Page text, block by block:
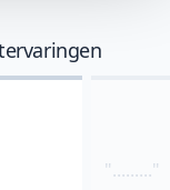
"........."